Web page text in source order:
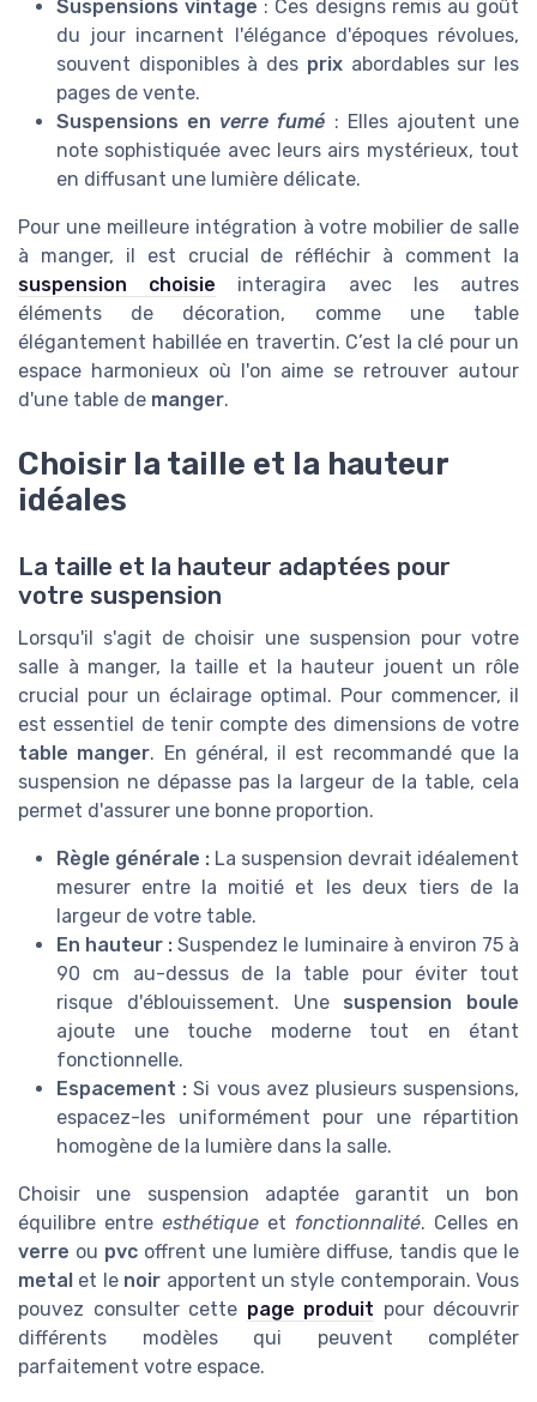
Suspensions vintage : Ces designs remis au goût
du jour incarnent l'élégance d'époques révolues,
souvent disponibles à des prixabordables sur les
pages de vente.
Suspensions en verre fumé : Elles ajoutent une
note sophistiquée avec leurs airs mystérieux, tout
en diffusant une lumière délicate.
Pour une meilleure intégration à votre mobilier de salle
à manger, il est crucial de réfléchir à comment la
suspension choisie interagira avec les autres
éléments de décoration, comme une table
élégantement habillée en travertin. C’est la clé pour un
espace harmonieux où l'on aime se retrouver autour
d'une table de manger.
Choisir la taille et la hauteur
idéales
La taille et la hauteur adaptées pour
votre suspension
Lorsqu'il s'agit de choisir une suspension pour votre
salle à manger, la taille et la hauteur jouent un rôle
crucial pour un éclairage optimal. Pour commencer, il
est essentiel de tenir compte des dimensions de votre
table manger. En général, il est recommandé que la
suspension ne dépasse pas la largeur de la table, cela
permet d'assurer une bonne proportion.
Règle générale : La suspension devrait idéalement
mesurer entre la moitié et les deux tiers de la
largeur de votre table.
En hauteur : Suspendez le luminaire à environ 75 à
90 cm au-dessus de la table pour éviter tout
risque d'éblouissement. Une suspension boule
ajoute une touche moderne tout en étant
fonctionnelle.
Espacement : Si vous avez plusieurs suspensions,
espacez-les uniformément pour une répartition
homogène de la lumière dans la salle.
Choisir une suspension adaptée garantit un bon
équilibre entre esthétique et fonctionnalité. Celles en
verre ou pvc offrent une lumière diffuse, tandis que le
metal et le noir apportent un style contemporain. Vous
pouvez consulter cette page produit pour découvrir
différents modèles qui peuvent compléter
parfaitement votre espace.